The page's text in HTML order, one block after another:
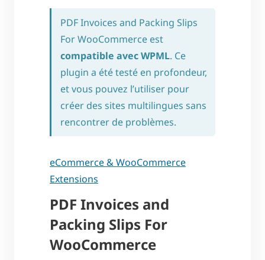
PDF Invoices and Packing Slips
For WooCommerce est
compatible avec WPML. Ce
plugin a été testé en profondeur,
et vous pouvez l’utiliser pour
créer des sites multilingues sans
rencontrer de problèmes.
eCommerce & WooCommerce
Extensions
PDF Invoices and
Packing Slips For
WooCommerce